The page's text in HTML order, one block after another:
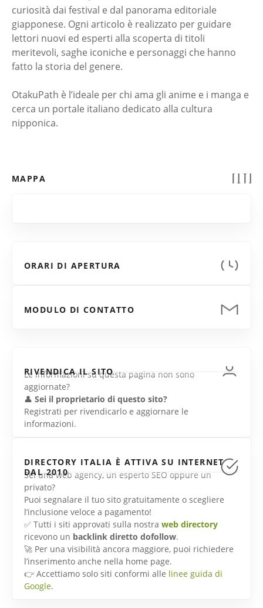
curiosità dai festival e dal panorama editoriale
giapponese. Ogni articolo è realizzato per guidare
lettori nuovi ed esperti alla scoperta di titoli
meritevoli, saghe iconiche e personaggi che hanno
fatto la storia del genere.
OtakuPath è l’ideale per chi ama gli anime e i manga e
cerca un portale italiano dedicato alla cultura
nipponica.
MAPPA
ORARI DI APERTURA
MODULO DI CONTATTO
RIVENDICA IL SITO
Le informazioni su questa pagina non sono
aggiornate?
👤 Sei il proprietario di questo sito?
Registrati per rivendicarlo e aggiornare le
informazioni.
DIRECTORY ITALIA È ATTIVA SU INTERNET
DAL 2010
Sei una web agency, un esperto SEO oppure un
privato?
Puoi segnalare il tuo sito gratuitamente o scegliere
l’inclusione veloce a pagamento!
✅ Tutti i siti approvati sulla nostra web directory
ricevono un backlink diretto dofollow.
🚀 Per una visibilità ancora maggiore, puoi richiedere
l’inserimento anche nella home page.
👉 Accettiamo solo siti conformi alle linee guida di
Google.